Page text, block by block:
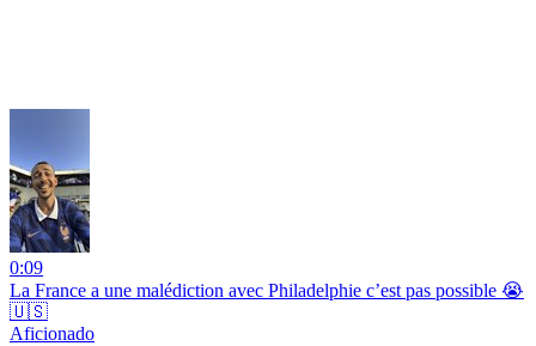
0:09
La France a une malédiction avec Philadelphie c’est pas possible 😭
🇺🇸
Aficionado